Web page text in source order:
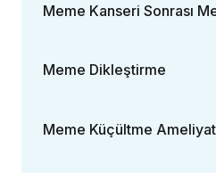
Meme Kanseri Sonrası
Meme Dikleştirme
Meme Küçültme